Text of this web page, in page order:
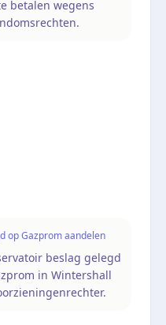
betalen wegens
op Gazprom aandelen
beslag gelegd
in Wintershall